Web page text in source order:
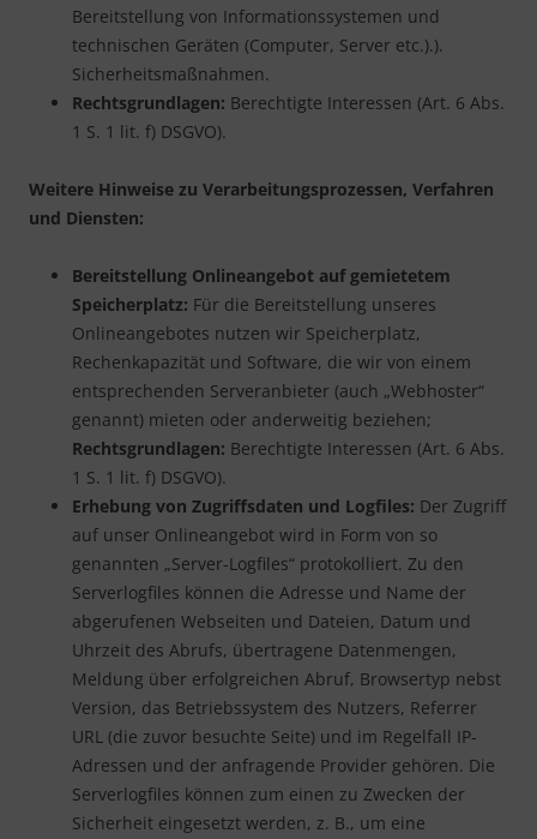
Bereitstellung von Informationssystemen und
technischen Geräten (Computer, Server etc.).).
Sicherheitsmaßnahmen.
Rechtsgrundlagen: Berechtigte Interessen (Art. 6 Abs.
1 S. 1 lit. f) DSGVO).
Weitere Hinweise zu Verarbeitungsprozessen, Verfahren
und Diensten:
Bereitstellung Onlineangebot auf gemietetem
Speicherplatz: Für die Bereitstellung unseres
Onlineangebotes nutzen wir Speicherplatz,
Rechenkapazität und Software, die wir von einem
entsprechenden Serveranbieter (auch „Webhoster“
genannt) mieten oder anderweitig beziehen;
Rechtsgrundlagen: Berechtigte Interessen (Art. 6 Abs.
1 S. 1 lit. f) DSGVO).
Erhebung von Zugriffsdaten und Logfiles: Der Zugriff
auf unser Onlineangebot wird in Form von so
genannten „Server-Logfiles“ protokolliert. Zu den
Serverlogfiles können die Adresse und Name der
abgerufenen Webseiten und Dateien, Datum und
Uhrzeit des Abrufs, übertragene Datenmengen,
Meldung über erfolgreichen Abruf, Browsertyp nebst
Version, das Betriebssystem des Nutzers, Referrer
URL (die zuvor besuchte Seite) und im Regelfall IP-
Adressen und der anfragende Provider gehören. Die
Serverlogfiles können zum einen zu Zwecken der
Sicherheit eingesetzt werden, z. B., um eine